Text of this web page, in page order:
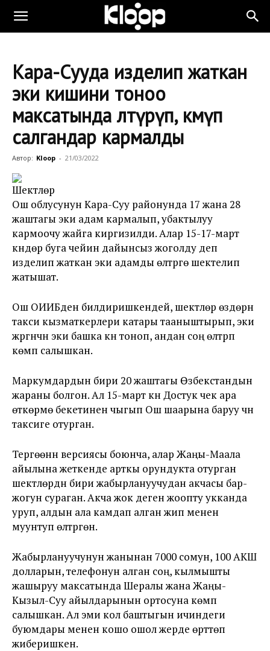
Кара-Сууда изделип жаткан
эки кишини тоноо
максатында өлтүрүп, көмүп
салгандар кармалды
Автор: Kloop - 21/03/2022
Шектүүлөр
Ош облусунун Кара-Суу районунда 17 жана 28
жаштагы эки адам кармалып, убактылуу
кармоочу жайга киргизилди. Алар 15-17-март
күндөрү буга чейин дайынсыз жоголду деп
изделип жаткан эки адамды өлтүрүүгө шектелип
жатышат.
Ош ОИИБден билдиришкендей, шектүүлөр өздөрүн
такси кызматкерлери катары тааныштырып, эки
жүргүнчүнү эки башка күнү тоноп, андан соң өлтүрүп
көмүп салышкан.
Маркумдардын бири 20 жаштагы Өзбекстандын
жараны болгон. Ал 15-март күнү Достук чек ара
өткөрмө бекетинен чыгып Ош шаарына баруу үчүн
таксиге отурган.
Тергөөнүн версиясы боюнча, алар Жаңы-Маала
айылына жеткенде арткы орундукта отурган
шектүүлөрдүн бири жабырлануучудан акчасы бар-
жогун сураган. Акча жок деген жоопту укканда
уруп, алдын ала камдап алган жип менен
муунтуп өлтүргөн.
Жабырлануучунун жанынан 7000 сомун, 100 АКШ
долларын, телефонун алган соң, кылмышты
жашыруу максатында Шералы жана Жаңы-
Кызыл-Суу айылдарынын ортосуна көмүп
салышкан. Ал эми кол баштыгын ичиндеги
буюмдары менен кошо ошол жерде өрттөп
жиберишкен.